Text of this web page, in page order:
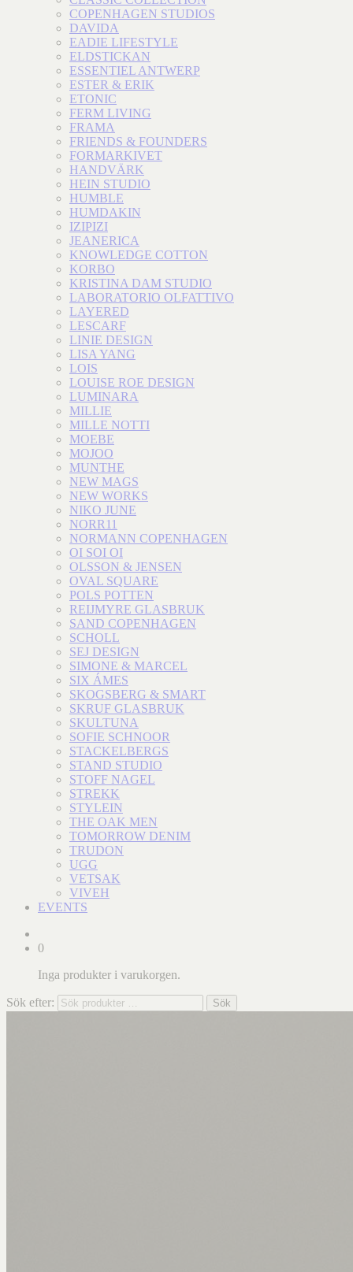
COPENHAGEN STUDIOS
DAVIDA
EADIE LIFESTYLE
ELDSTICKAN
ESSENTIEL ANTWERP
ESTER & ERIK
ETONIC
FERM LIVING
FRAMA
FRIENDS & FOUNDERS
FORMARKIVET
HANDVÄRK
HEIN STUDIO
HUMBLE
HUMDAKIN
IZIPIZI
JEANERICA
KNOWLEDGE COTTON
KORBO
KRISTINA DAM STUDIO
LABORATORIO OLFATTIVO
LAYERED
LESCARF
LINIE DESIGN
LISA YANG
LOIS
LOUISE ROE DESIGN
LUMINARA
MILLIE
MILLE NOTTI
MOEBE
MOJOO
MUNTHE
NEW MAGS
NEW WORKS
NIKO JUNE
NORR11
NORMANN COPENHAGEN
OI SOI OI
OLSSON & JENSEN
OVAL SQUARE
POLS POTTEN
REIJMYRE GLASBRUK
SAND COPENHAGEN
SCHOLL
SEJ DESIGN
SIMONE & MARCEL
SIX ÁMES
SKOGSBERG & SMART
SKRUF GLASBRUK
SKULTUNA
SOFIE SCHNOOR
STACKELBERGS
STAND STUDIO
STOFF NAGEL
STREKK
STYLEIN
THE OAK MEN
TOMORROW DENIM
TRUDON
UGG
VETSAK
VIVEH
EVENTS
0
Inga produkter i varukorgen.
Sök efter: Sök